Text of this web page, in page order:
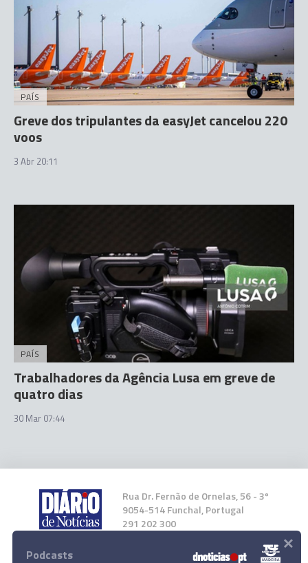
PAÍS
Greve dos tripulantes da easyJet cancelou 220
voos
3 Abr 20:11
PAÍS
Trabalhadores da Agência Lusa em greve de
quatro dias
30 Mar 07:44
Rua Dr. Fernão de Ornelas, 56 - 3º
9054-514 Funchal, Portugal
291 202 300
Instale a nossa App
Podcasts ×